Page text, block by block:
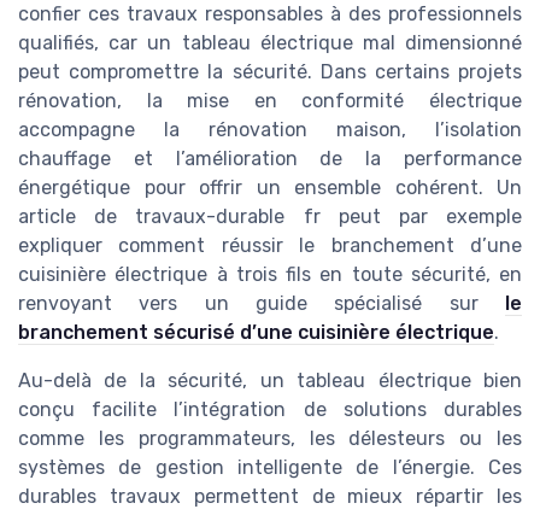
confier ces travaux responsables à des professionnels
qualifiés, car un tableau électrique mal dimensionné
peut compromettre la sécurité. Dans certains projets
rénovation, la mise en conformité électrique
accompagne la rénovation maison, l’isolation
chauffage et l’amélioration de la performance
énergétique pour offrir un ensemble cohérent. Un
article de travaux-durable fr peut par exemple
expliquer comment réussir le branchement d’une
cuisinière électrique à trois fils en toute sécurité, en
renvoyant vers un guide spécialisé sur le
branchement sécurisé d’une cuisinière électrique.
Au-delà de la sécurité, un tableau électrique bien
conçu facilite l’intégration de solutions durables
comme les programmateurs, les délesteurs ou les
systèmes de gestion intelligente de l’énergie. Ces
durables travaux permettent de mieux répartir les